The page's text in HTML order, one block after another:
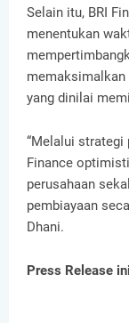
Selain itu, BRI
menentukan
yang dinilai
“Melalui strategi
Finance
perusahaan
pembiayaan
Dhani.
Press Release